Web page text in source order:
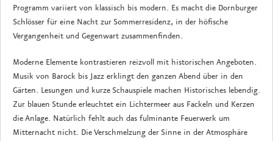
Programm variiert von klassisch bis modern. Es macht die Dornburger
Schlösser für eine Nacht zur Sommerresidenz, in der höfische
Vergangenheit und Gegenwart zusammenfinden.
Moderne Elemente kontrastieren reizvoll mit historischen Angeboten.
Musik von Barock bis Jazz erklingt den ganzen Abend über in den
Gärten. Lesungen und kurze Schauspiele machen Historisches lebendig.
Zur blauen Stunde erleuchtet ein Lichtermeer aus Fackeln und Kerzen
die Anlage. Natürlich fehlt auch das fulminante Feuerwerk um
Mitternacht nicht. Die Verschmelzung der Sinne in der Atmosphäre